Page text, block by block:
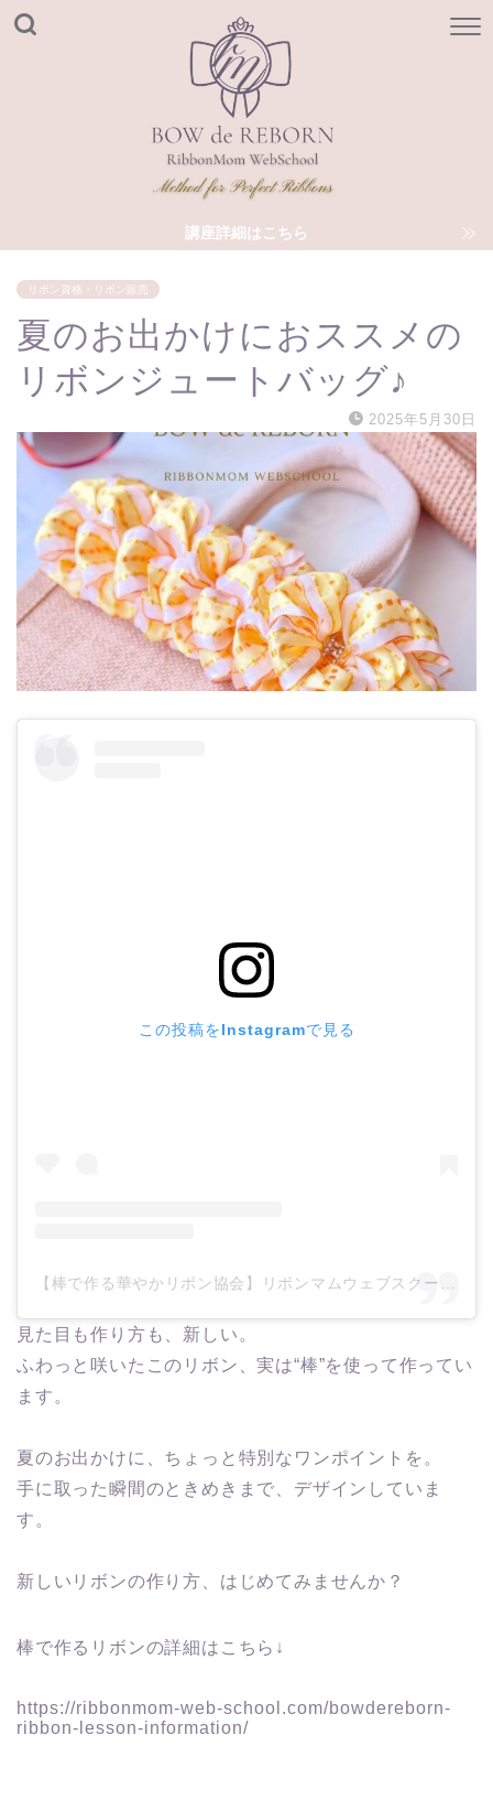
講座詳細はこちら
リボン資格・リボン販売
夏のお出かけにおススメの
リボンジュートバッグ♪
2025年5月30日
この投稿をInstagramで見る
【棒で作る華やかリボン協会】リボンマムウェブスクール本部/リボン資格・通信講座・オンラインレッスン・ハンドメイド販売/東京(@ribbonmom_webschool)がシェアした投稿
見た目も作り方も、新しい。
ふわっと咲いたこのリボン、実は“棒”を使って作ってい
ます。
夏のお出かけに、ちょっと特別なワンポイントを。
手に取った瞬間のときめきまで、デザインしていま
す。
新しいリボンの作り方、はじめてみませんか？
棒で作るリボンの詳細はこちら↓
https://ribbonmom-web-school.com/bowdereborn-
ribbon-lesson-information/